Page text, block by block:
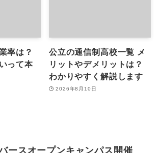
率は？
って本
公立の通信制高校一覧 メ
リットやデメリットは？
わかりやすく解説します
2026年8月10日
ースオープンキャンパス開催